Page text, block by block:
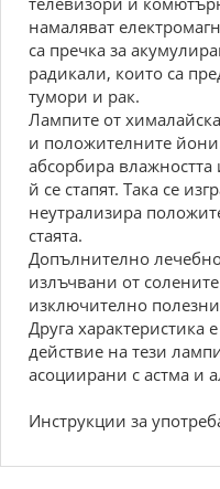
намаляват
са пречка за
радикали, които са
тумори и рак.
Лампите от
и положителните йони.
абсорбира влажността
й се стапят. Така се
неутрализира
стаята.
Допълнително
излъчвани от
изключително
Друга характеристика
действие на тези
асоциирани с астма и
Инструкции за